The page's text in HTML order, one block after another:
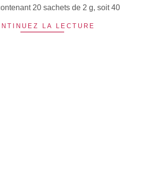
20 sachets de 2 g, soit 40
LA LECTURE